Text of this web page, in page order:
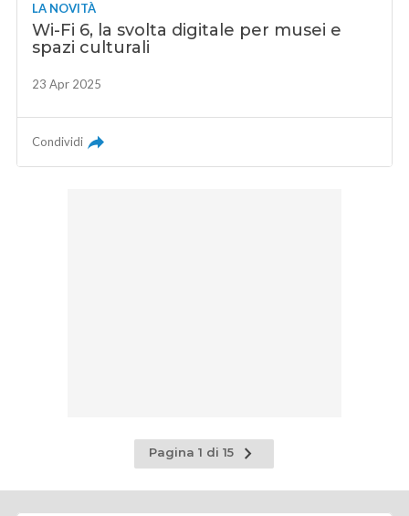
LA NOVITÀ
Wi-Fi 6, la svolta digitale per musei e
spazi culturali
23 Apr 2025
Condividi
Pagina 1 di 15
Pagina
successiva